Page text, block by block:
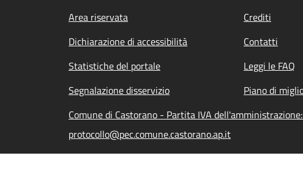
Footer menu
Area riservata Crediti
Dichiarazione di accessibilità
Contatti
Statistiche del portale
Leggi le FAQ
Segnalazione disservizio
Piano di
Comune di Castorano - Partita IVA
protocollo@pec.comune.castorano.ap.it